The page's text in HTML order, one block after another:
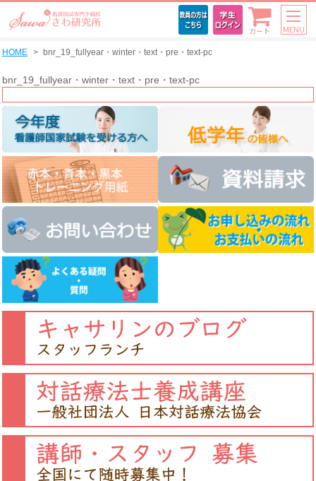
カート MENU
HOME bnr_19_fullyear・winter・text・pre・text-pc
bnr_19_fullyear・winter・text・pre・text-pc